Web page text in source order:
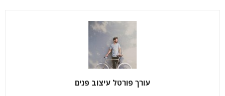
עורך פורטל עיצוב פנים